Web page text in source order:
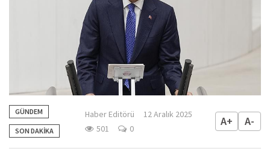
GÜNDEM
SON DAKİKA
Haber Editörü
12 Aralık 2025
501
0
A+ A-